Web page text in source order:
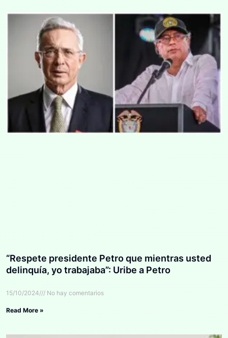
“Respete presidente Petro que mientras usted
delinquía, yo trabajaba”: Uribe a Petro
15/10/2024 No hay comentarios
Read More »